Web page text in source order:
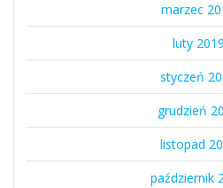
marzec
luty 2019
styczeń
grudzień
listopad
październik